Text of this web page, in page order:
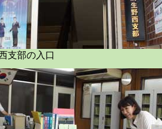
支部の入口